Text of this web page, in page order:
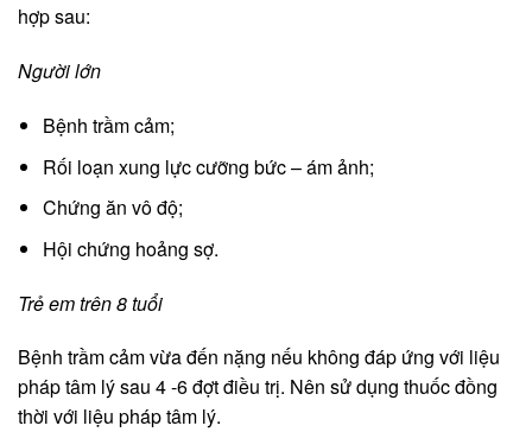
hợp sau:
Người lớn
Bệnh trầm cảm;
Rối loạn xung lực cưỡng bức – ám ảnh;
Chứng ăn vô độ;
Hội chứng hoảng sợ.
Trẻ em trên 8 tuổi
Bệnh trầm cảm vừa đến nặng nếu không đáp ứng với liệu
pháp tâm lý sau 4 -6 đợt điều trị. Nên sử dụng thuốc đồng
thời với liệu pháp tâm lý.